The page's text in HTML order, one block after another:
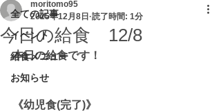
全ての記事
イベント
給食メニュー
お知らせ
今日の給食 12/8
moritomo95
2025年12月8日 読了時間: 1分
本日の給食です！
《幼児食(完了)》